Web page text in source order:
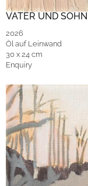
VATER UND SOHN
2026
Öl auf Leinwand
30 x 24 cm
Enquiry